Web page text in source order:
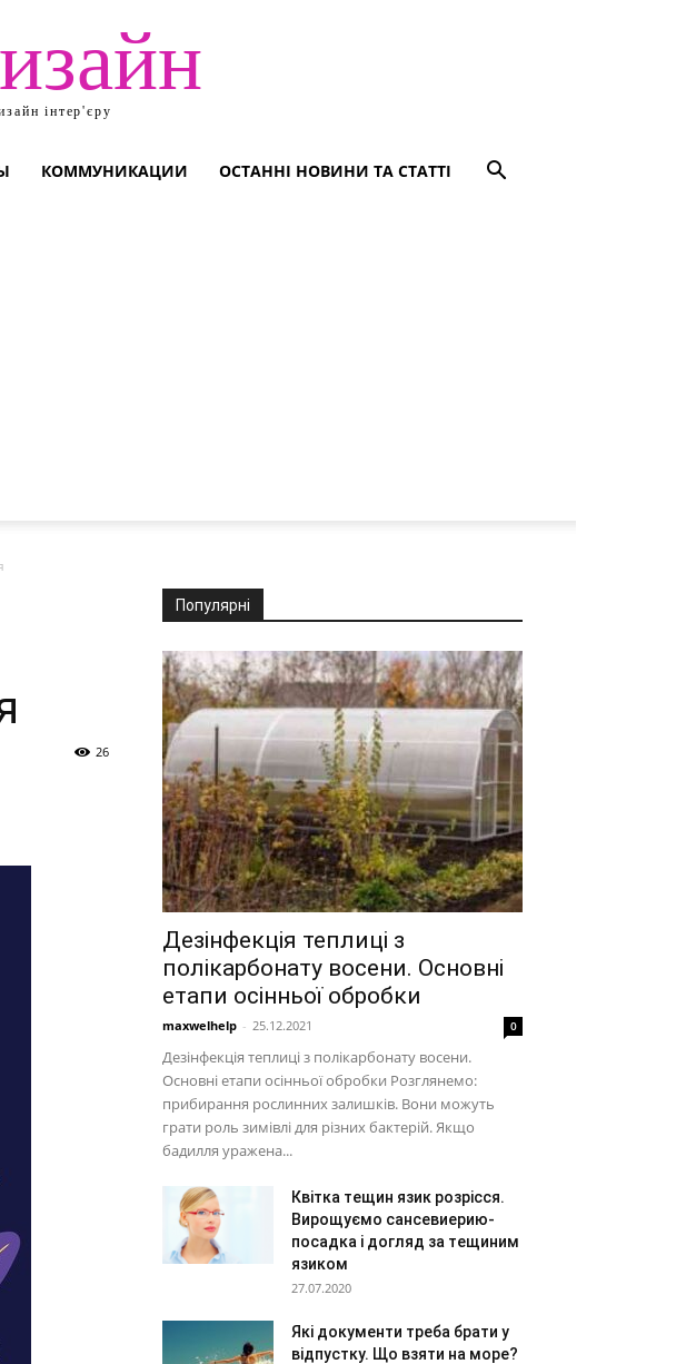
інтер'єру
КОММУНИКАЦИИ ОСТАННІ НОВИНИ ТА СТАТТІ
26
Популярні
Дезінфекція теплиці з
полікарбонату восени. Основні
етапи осінньої обробки
maxwelhelp - 25.12.2021 0
Дезінфекція теплиці з полікарбонату восени.
Основні етапи осінньої обробки Розглянемо:
прибирання рослинних залишків. Вони можуть
грати роль зимівлі для різних бактерій. Якщо
бадилля уражена...
Квітка тещин язик розрісся.
Вирощуємо сансевиерию-
посадка і догляд за тещиним
язиком
27.07.2020
Які документи треба брати у
відпустку. Що взяти на море?